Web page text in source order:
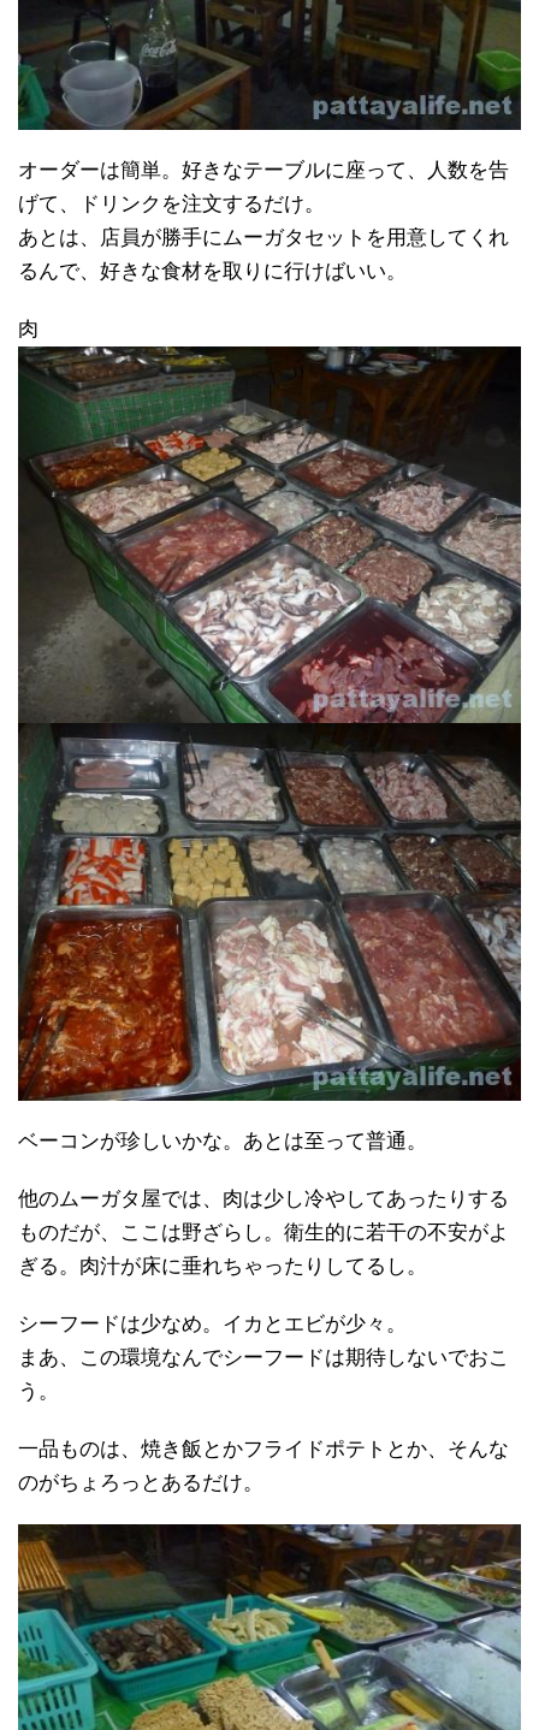
オーダーは簡単。好きなテーブルに座って、人数を告
げて、ドリンクを注文するだけ。
あとは、店員が勝手にムーガタセットを用意してくれ
るんで、好きな食材を取りに行けばいい。
肉
ベーコンが珍しいかな。あとは至って普通。
他のムーガタ屋では、肉は少し冷やしてあったりする
ものだが、ここは野ざらし。衛生的に若干の不安がよ
ぎる。肉汁が床に垂れちゃったりしてるし。
シーフードは少なめ。イカとエビが少々。
まあ、この環境なんでシーフードは期待しないでおこ
う。
一品ものは、焼き飯とかフライドポテトとか、そんな
のがちょろっとあるだけ。